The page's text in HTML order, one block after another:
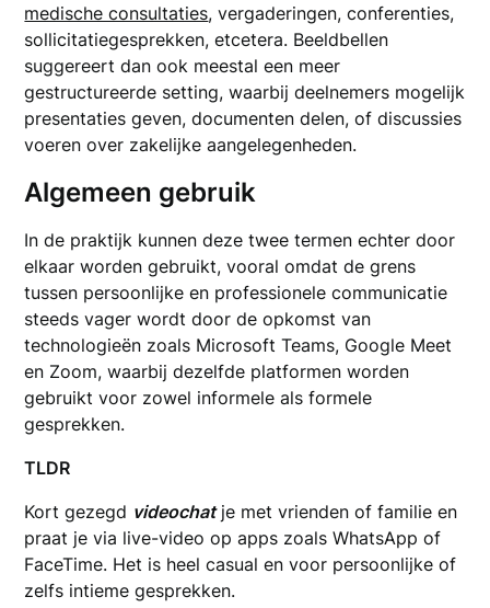
medische consultaties, vergaderingen, conferenties,
sollicitatiegesprekken, etcetera. Beeldbellen
suggereert dan ook meestal een meer
gestructureerde setting, waarbij deelnemers mogelijk
presentaties geven, documenten delen, of discussies
voeren over zakelijke aangelegenheden.
Algemeen gebruik
In de praktijk kunnen deze twee termen echter door
elkaar worden gebruikt, vooral omdat de grens
tussen persoonlijke en professionele communicatie
steeds vager wordt door de opkomst van
technologieën zoals Microsoft Teams, Google Meet
en Zoom, waarbij dezelfde platformen worden
gebruikt voor zowel informele als formele
gesprekken.
TLDR
Kort gezegd videochatje met vrienden of familie en
praat je via live-video op apps zoals WhatsApp of
FaceTime. Het is heel casual en voor persoonlijke of
zelfs intieme gesprekken.